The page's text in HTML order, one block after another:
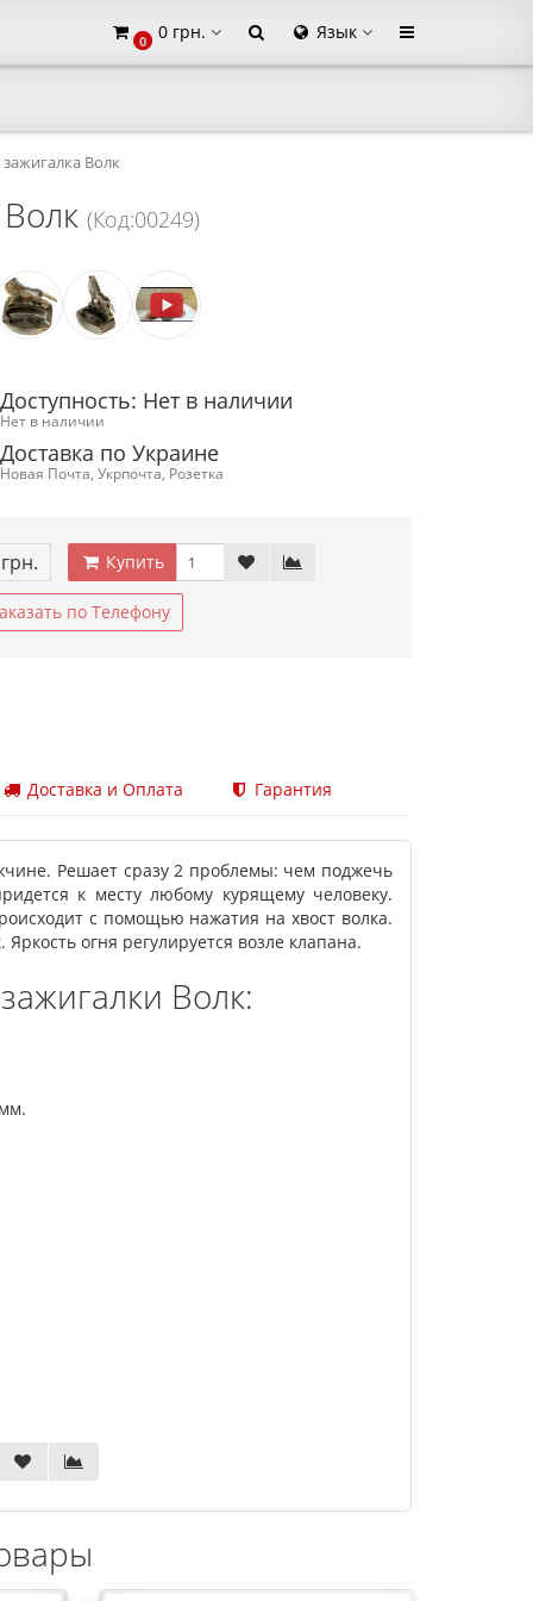
0 0 грн. Язык
Волк
Волк(Код:00249)
Доступность: Нет в наличии
Нет в наличии
Доставка по Украине
Новая Почта, Укрпочта, Розетка
Купить
по Телефону
Доставка и Оплата Гарантия
Решает сразу 2 проблемы: чем поджечь
к месту любому курящему человеку.
с помощью нажатия на хвост волка.
огня регулируется возле клапана.
Волк: